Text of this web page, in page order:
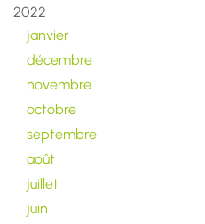
2022
janvier
décembre
novembre
octobre
septembre
août
juillet
juin